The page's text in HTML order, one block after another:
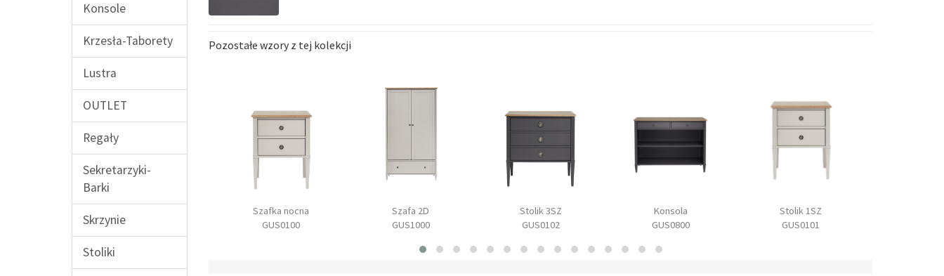
Konsole
Krzesła-Taborety
Lustra
OUTLET
Regały
Sekretarzyki-
Barki
Skrzynie
Stoliki
Pozostałe wzory z tej kolekcji
Szafka nocna
GUS0100
Szafa 2D
GUS1000
Stolik 3SZ
GUS0102
Konsola
GUS0800
Stolik 1SZ
GUS0101